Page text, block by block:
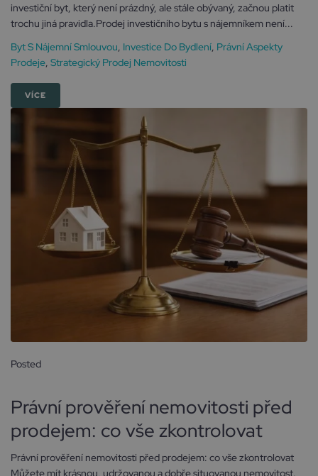
investiční byt, který není prázdný, ale stále obývaný, začnou platit
trochu jiná pravidla.Prodej investičního bytu s nájemníkem není...
Byt S Nájemní Smlouvou, Investice Do Bydlení, Právní Aspekty
Prodeje, Strategický Prodej Nemovitosti
VÍCE
Posted
Právní prověření nemovitosti před
prodejem: co vše zkontrolovat
Právní prověření nemovitosti před prodejem: co vše zkontrolovat
Můžete mít krásnou, udržovanou a dobře situovanou nemovitost.